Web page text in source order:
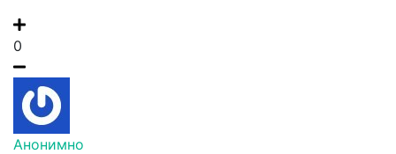
0
Анонимно